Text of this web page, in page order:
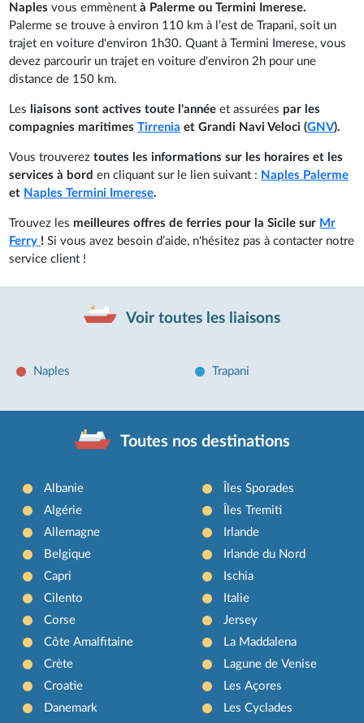
Naples vous emmènentà Palerme ou Termini Imerese.
Palerme se trouve à environ 110 km à l’est de Trapani, soit un
trajet en voiture d'environ 1h30. Quant à Termini Imerese, vous
devez parcourir un trajet en voiture d'environ 2h pour une
distance de 150 km.
Les liaisons sont actives toute l'année et assurées par les
compagnies maritimesTirrenia et Grandi Navi Veloci (GNV).
Vous trouvereztoutes les informations sur les horaires et les
services à bord en cliquant sur le lien suivant : Naples Palerme
et Naples Termini Imerese.
Trouvez les meilleures offres de ferries pour la Sicile sur Mr
Ferry ! Si vous avez besoin d’aide, n'hésitez pas à contacter notre
service client !
Voir toutes les liaisons
Naples Trapani
Toutes nos destinations
Albanie
Algérie
Allemagne
Belgique
Capri
Cilento
Corse
Côte Amalfitaine
Crète
Croatie
Danemark
Îles Sporades
Îles Tremiti
Irlande
Irlande du Nord
Ischia
Italie
Jersey
La Maddalena
Lagune de Venise
Les Açores
Les Cyclades